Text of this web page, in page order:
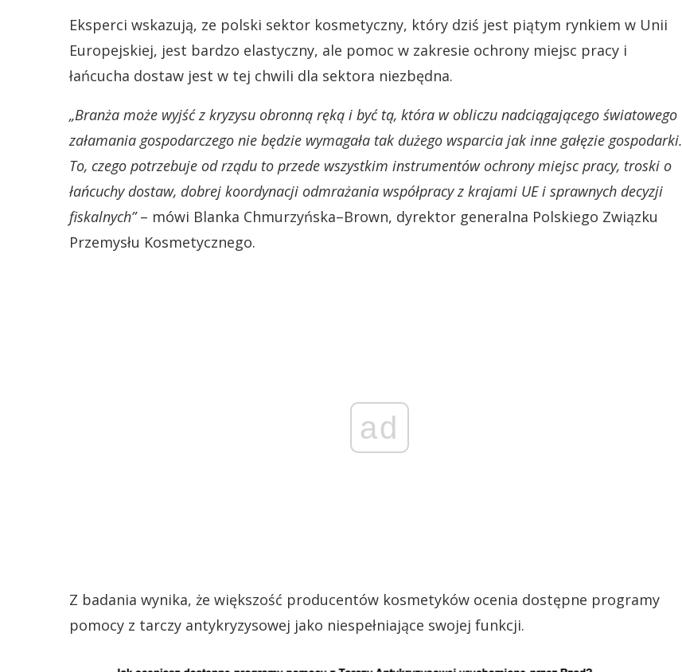
Eksperci wskazują, ze polski sektor kosmetyczny, który dziś jest piątym rynkiem w Unii
Europejskiej, jest bardzo elastyczny, ale pomoc w zakresie ochrony miejsc pracy i
łańcucha dostaw jest w tej chwili dla sektora niezbędna.
„Branża może wyjść z kryzysu obronną ręką i być tą, która w obliczu nadciągającego światowego
załamania gospodarczego nie będzie wymagała tak dużego wsparcia jak inne gałęzie gospodarki.
To, czego potrzebuje od rządu to przede wszystkim instrumentów ochrony miejsc pracy, troski o
łańcuchy dostaw, dobrej koordynacji odmrażania współpracy z krajami UE i sprawnych decyzji
fiskalnych”– mówi Blanka Chmurzyńska–Brown, dyrektor generalna Polskiego Związku
Przemysłu Kosmetycznego.
ad
Z badania wynika, że większość producentów kosmetyków ocenia dostępne programy
pomocy z tarczy antykryzysowej jako niespełniające swojej funkcji.